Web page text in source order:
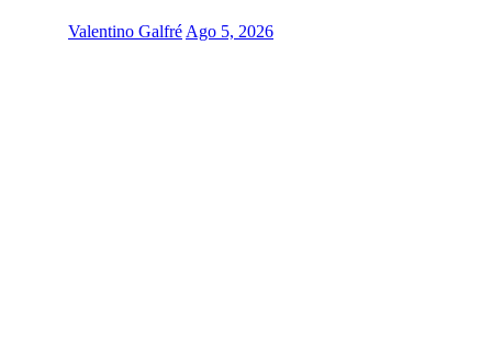
Valentino Galfré Ago 5, 2026